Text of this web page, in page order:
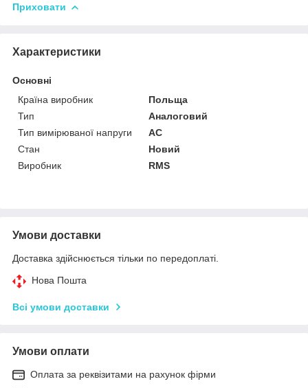
Приховати
Характеристики
Основні
Країна виробник
Польща
Тип
Аналоговий
Тип вимірюваної напруги
AC
Стан
Новий
Виробник
RMS
Умови доставки
Доставка здійснюється тільки по передоплаті.
Нова Пошта
Всі умови доставки
Умови оплати
Оплата за реквізитами на рахунок фірми